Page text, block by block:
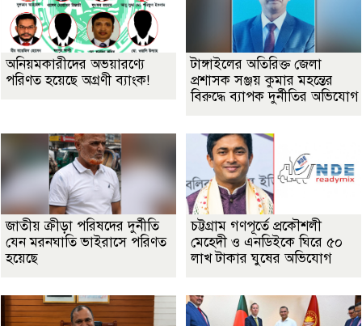
অনিয়মকারীদের অভয়ারণ্যে
পরিণত হয়েছে অগ্রণী ব্যাংক!
টাঙ্গাইলের অতিরিক্ত জেলা
প্রশাসক সঞ্জয় কুমার মহন্তের
বিরুদ্ধে ব্যাপক দুর্নীতির অভিযোগ
জাতীয় ক্রীড়া পরিষদের দুর্নীতি
যেন মরনঘাতি ভাইরাসে পরিণত
হয়েছে
চট্টগ্রাম গণপূর্তে প্রকৌশলী
মেহেদী ও এনডিইকে ঘিরে ৫০
লাখ টাকার ঘুষের অভিযোগ